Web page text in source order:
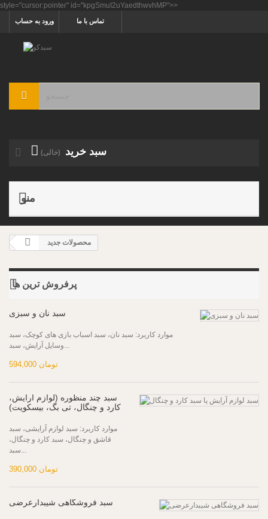
style="cursor:pointer" id="kpgSmuI2uYaedthwvhMP">>
ورود به حساب تماس با ما
سبد خرید (خالی)
منو
محصولات جدید
پرفروش ترین‌ ها
سبد نان و سبزی
موارد کاربرد: سبد نان، سبد اسباب بازی های کوچک، سبد
594,000 تومان
سبد چند منظوره (لوازم آرایش،
کارد و چنگال، تی بگ، بیسکویت)
موارد کاربرد: سبد لوازم آرایشی، سبد
قاشق و چنگال، سبد کارد و چنگال،
سبد...
390,000 تومان